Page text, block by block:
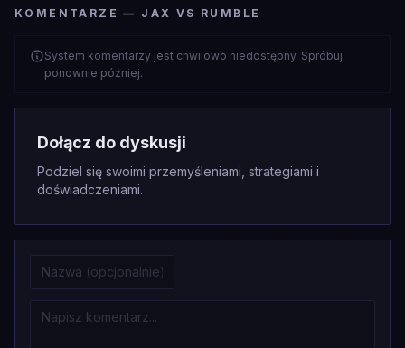
KOMENTARZE — JAX VS RUMBLE
System komentarzy jest chwilowo niedostępny. Spróbuj
ponownie później.
Dołącz do dyskusji
Podziel się swoimi przemyśleniami, strategiami i
doświadczeniami.